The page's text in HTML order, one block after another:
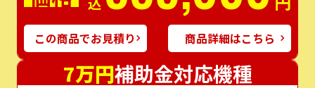
この商品でお見積り 商品詳細はこちら
7万円補助金対応機種